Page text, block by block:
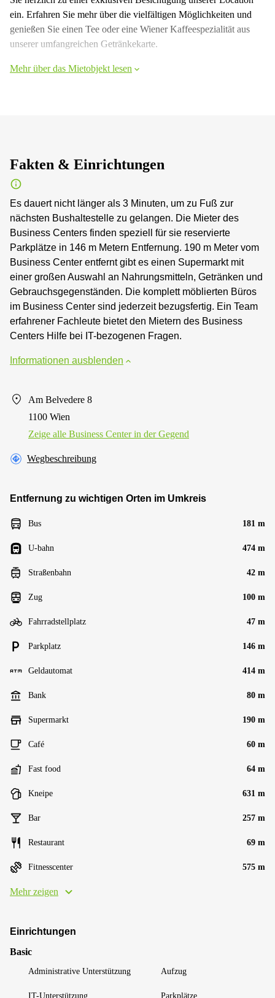
ein. Erfahren Sie mehr über die vielfältigen Möglichkeiten und
genießen Sie einen Tee oder eine Wiener Kaffeespezialität aus
unserer umfangreichen Getränkekarte.
Mehr über das Mietobjekt lesen
Fakten & Einrichtungen
Es dauert nicht länger als 3 Minuten, um zu Fuß zur
nächsten Bushaltestelle zu gelangen. Die Mieter des
Business Centers finden speziell für sie reservierte
Parkplätze in 146 m Metern Entfernung. 190 m Meter vom
Business Center entfernt gibt es einen Supermarkt mit
einer großen Auswahl an Nahrungsmitteln, Getränken und
Gebrauchsgegenständen. Die komplett möblierten Büros
im Business Center sind jederzeit bezugsfertig. Ein Team
erfahrener Fachleute bietet den Mietern des Business
Centers Hilfe bei IT-bezogenen Fragen.
Informationen ausblenden
Am Belvedere 8
1100 Wien
Zeige alle Business Center in der Gegend
Wegbeschreibung
Entfernung zu wichtigen Orten im Umkreis
Bus 181 m
U-bahn 474 m
Straßenbahn 42 m
Zug 100 m
Fahrradstellplatz 47 m
Parkplatz 146 m
Geldautomat 414 m
Bank 80 m
Supermarkt 190 m
Café 60 m
Fast food 64 m
Kneipe 631 m
Bar 257 m
Restaurant 69 m
Fitnesscenter 575 m
Mehr zeigen
Einrichtungen
Basic
Administrative Unterstützung Aufzug
IT-Unterstützung Parkplätze